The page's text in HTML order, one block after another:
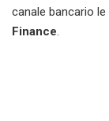
canale bancario le
Finance.